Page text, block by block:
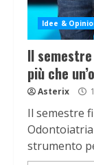
Idee &
Il
più che
Asterix
Il semestre
strumento